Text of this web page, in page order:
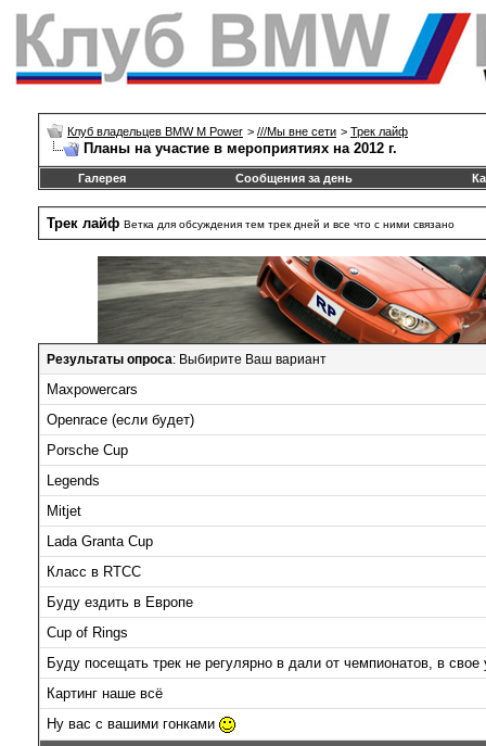
Клуб владельцев BMW M Power > ///Mы вне сети > Трек лайф
Планы на участие в мероприятиях на 2012 г.
Галерея Сообщения за день
Трек лайф Ветка для обсуждения тем трек дней и все что с ними связано
Результаты опроса: Выбирите Ваш вариант
Maxpowercars
Openrace (если будет)
Porsche Cup
Legends
Mitjet
Lada Granta Cup
Класс в RTCC
Буду ездить в Европе
Cup of Rings
Буду посещать трек не регулярно в дали от чемпионатов, в свое
Картинг наше всё
Ну вас с вашими гонками